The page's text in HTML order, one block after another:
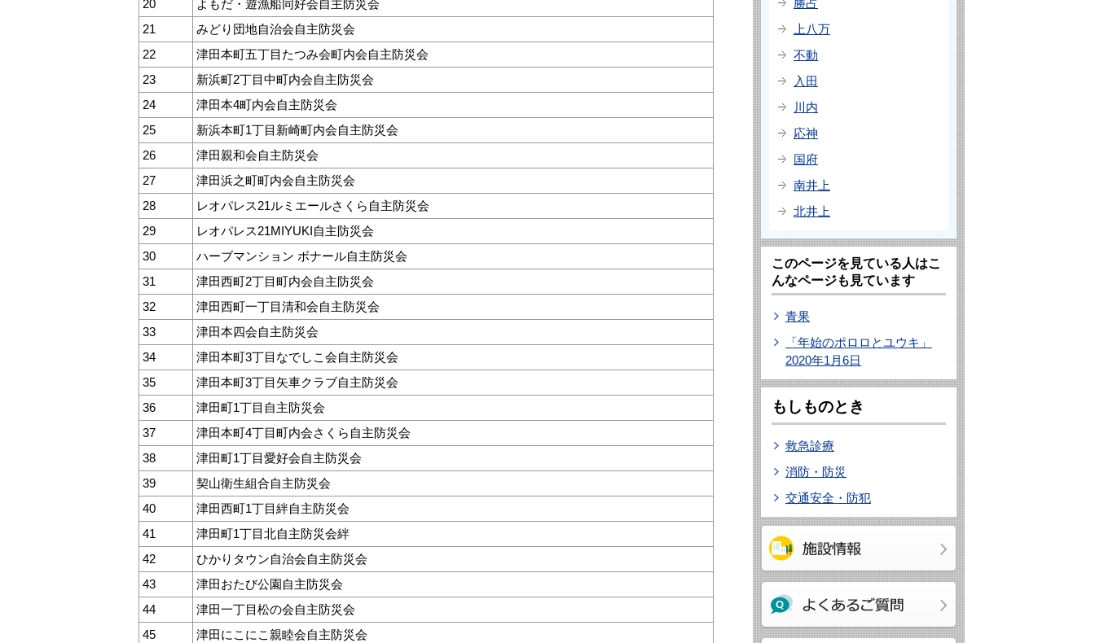
20
よもだ・遊漁船同好会自主防災会
21
みどり団地自治会自主防災会
22
津田本町五丁目たつみ会町内会自主防災会
23
新浜町2丁目中町内会自主防災会
24
津田本4町内会自主防災会
25
新浜本町1丁目新崎町内会自主防災会
26
津田親和会自主防災会
27
津田浜之町町内会自主防災会
28
レオパレス21ルミエールさくら自主防災会
29
レオパレス21MIYUKI自主防災会
30
ハーブマンション ボナール自主防災会
31
津田西町2丁目町内会自主防災会
32
津田西町一丁目清和会自主防災会
33
津田本四会自主防災会
34
津田本町3丁目なでしこ会自主防災会
35
津田本町3丁目矢車クラブ自主防災会
36
津田町1丁目自主防災会
37
津田本町4丁目町内会さくら自主防災会
38
津田町1丁目愛好会自主防災会
39
契山衛生組合自主防災会
40
津田西町1丁目絆自主防災会
41
津田町1丁目北自主防災会絆
42
ひかりタウン自治会自主防災会
43
津田おたび公園自主防災会
44
津田一丁目松の会自主防災会
45
津田にこにこ親睦会自主防災会
勝占
上八万
不動
入田
川内
応神
国府
南井上
北井上
このページを見ている人はこ
んなページも見ています
青果
「年始のポロロとユウキ」
2020年1月6日
もしものとき
救急診療
消防・防災
交通安全・防犯